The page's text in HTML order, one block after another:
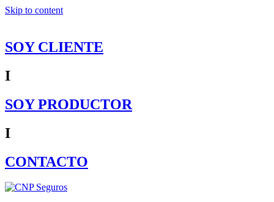
Skip to content
SOY CLIENTE
I
SOY PRODUCTOR
I
CONTACTO